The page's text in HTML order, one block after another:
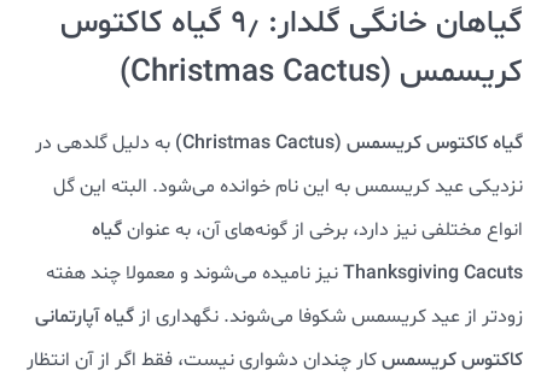
گیاهان خانگی گلدار: ۹٫ گیاه کاکتوس
کریسمس (Christmas Cactus)
گیاه کاکتوس کریسمس (Christmas Cactus)
به دلیل گلدهی در
نزدیکی عید کریسمس به این نام خوانده می‌شود. البته این گل
انواع مختلفی نیز دارد، برخی‌ از گونه‌های آن‌، به عنوانگیاه
Thanksgiving Cacutsنیز نامیده می‌شوند و معمولا چند هفته
زودتر از عید کریسمس شکوفا می‌شوند. نگهداری از گیاه آپارتمانی
کاکتوس کریسمسکار چندان دشواری نیست، فقط اگر از آن انتظار